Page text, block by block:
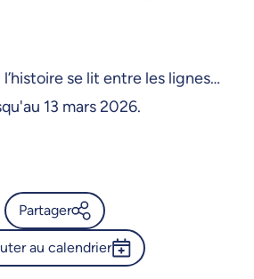
09:00
09:00
se lit entre les lignes…
13 mars 2026.
Partager
Calendrier de l’Université de
au calendrier